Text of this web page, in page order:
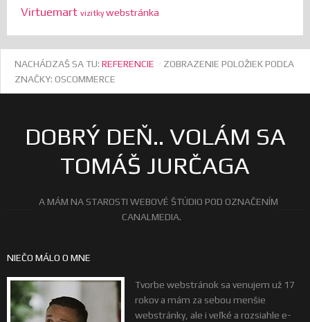
Virtuemart vizitkywebstránka
NACHÁDZAŠ SA TU: REFERENCIE
ZOBRAZENIE POLOŽIEK PODĽA
ZNAČKY: OSCOMMERCE
DOBRÝ DEŇ.. VOLÁM SA
TOMÁŠ JURČAGA
A MÁM NA STAROSTI WEBOVÉ ŠTÚDIO POD OZNAČENÍM
CANALMEDIA.
NIEČO MÁLO O MNE
Tvorbe webstránok sa venujem už 17
rokov a mám za sebou menšie
webstránky, ale i veľké a rozsiahle e-